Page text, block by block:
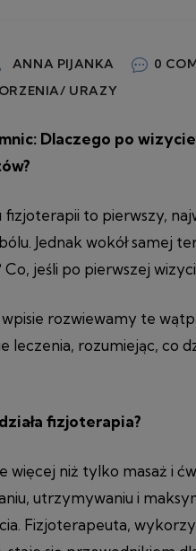
ANNA PIJANKA
0
URAZY
Dlaczego po
to pierwszy,
Jednak wokół samej
jeśli po pierwszej
rozwiewamy te
rozumiejąc, co
fizjoterapia?
więcej niż tylko masaż i
utrzymywaniu i
Fizjoterapeuta,